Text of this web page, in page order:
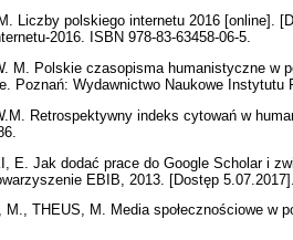
Liczby polskiego internetu 2016 [online].
2016. ISBN 978-83-63458-06-5.
M. Polskie czasopisma humanistyczne w
Poznań: Wydawnictwo Naukowe
Retrospektywny indeks cytowań w
E. Jak dodać prace do Google Scholar i
EBIB, 2013. [Dostęp
M., THEUS, M. Media społecznościowe w